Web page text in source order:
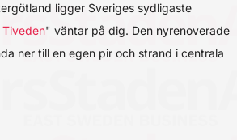
ligger Sveriges sydligaste
" väntar på dig. Den nyrenoverade
ner till en egen pir och strand i centrala